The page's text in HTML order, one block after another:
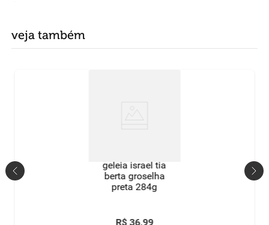
veja também
geleia israel tia
berta groselha
preta 284g
R$ 36,99